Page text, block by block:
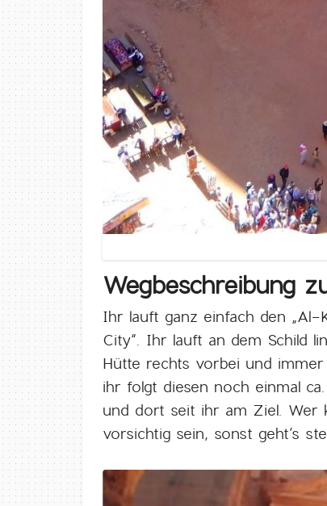
Wegbeschreibung
Ihr lauft ganz einfach den „Al-
City“. Ihr lauft an dem Schild
Hütte rechts vorbei und
ihr folgt diesen noch einmal
und dort seit ihr am Ziel. Wer
vorsichtig sein, sonst geht’s